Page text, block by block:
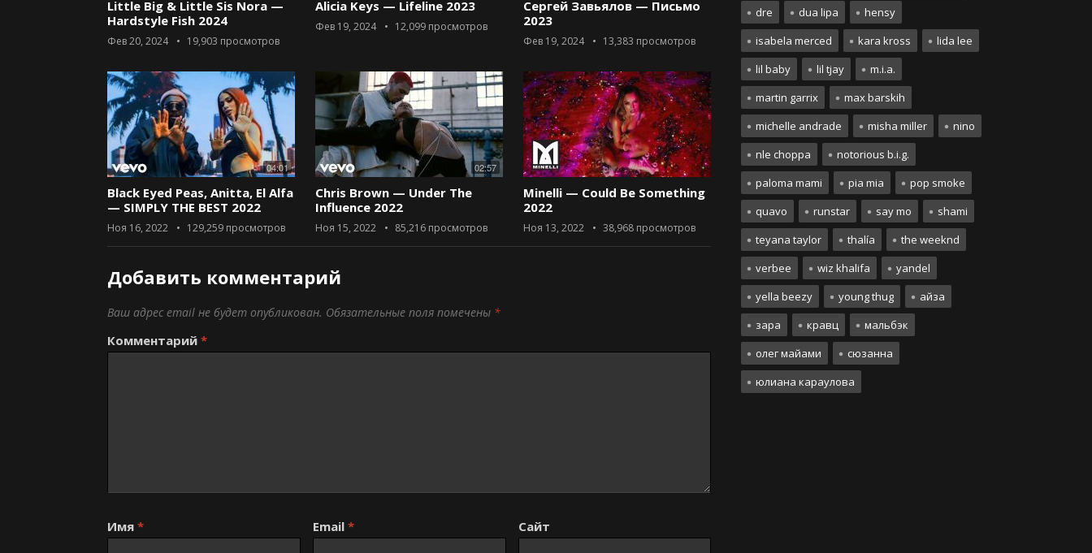
Little Big & Little Sis Nora —
Hardstyle Fish 2024
Фев 20, 2024 19,903 просмотров
Alicia Keys — Lifeline 2023
Фев 19, 2024 12,099 просмотров
Сергей Завьялов — Письмо
2023
Фев 19, 2024 13,383 просмотров
04:01
Black Eyed Peas, Anitta, El Alfa
— SIMPLY THE BEST 2022
Ноя 16, 2022 129,259 просмотров
02:57
Chris Brown — Under The
Influence 2022
Ноя 15, 2022 85,216 просмотров
Minelli — Could Be Something
2022
Ноя 13, 2022 38,968 просмотров
Добавить комментарий
Ваш адрес email не будет опубликован. Обязательные поля помечены *
Комментарий *
Имя * Email * Сайт
dre
dua lipa
hensy
isabela merced
kara kross
lida lee
lil baby
lil tjay
m.i.a.
martin garrix
max barskih
michelle andrade
misha miller
nino
nle choppa
notorious b.i.g.
paloma mami
pia mia
pop smoke
quavo
runstar say mo
shami
teyana taylor
thalía
the weeknd
verbee
wiz khalifa
yandel
yella beezy
young thug
айза
зара
кравц
мальбэк
олег майами
сюзанна
юлиана караулова